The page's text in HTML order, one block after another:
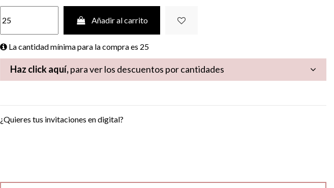
Añadir al carrito
La cantidad mínima para la compra es 25
Haz click aquí,para ver los descuentos por cantidades
¿Quieres tus invitaciones en digital?